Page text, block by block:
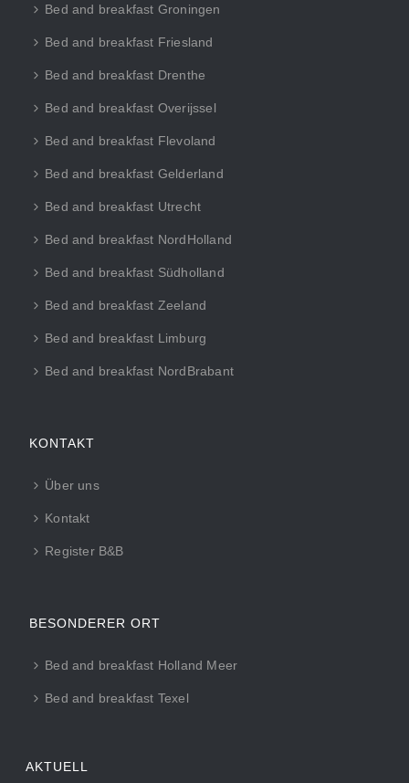
Bed and breakfast Groningen
Bed and breakfast Friesland
Bed and breakfast Drenthe
Bed and breakfast Overijssel
Bed and breakfast Flevoland
Bed and breakfast Gelderland
Bed and breakfast Utrecht
Bed and breakfast NordHolland
Bed and breakfast Südholland
Bed and breakfast Zeeland
Bed and breakfast Limburg
Bed and breakfast NordBrabant
KONTAKT
Über uns
Kontakt
Register B&B
BESONDERER ORT
Bed and breakfast Holland Meer
Bed and breakfast Texel
AKTUELL